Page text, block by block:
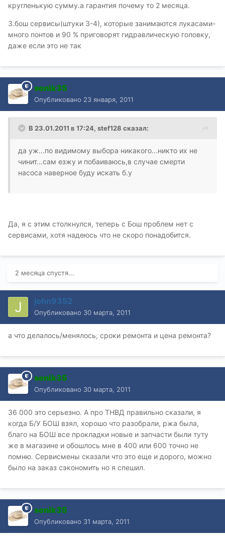
кругленькую сумму.а гарантия почему то 2 месяца.
3.бош сервисы(штуки 3-4), которые занимаются лукасами-
много понтов и 90 % приговорят гидравлическую головку,
даже если это не так
sonik35
Опубликовано 23 января, 2011
В 23.01.2011 в 17:24, stef128 сказал:
да уж...по видимому выбора никакого...никто их не
чинит...сам езжу и побаиваюсь,в случае смерти
насоса наверное буду искать б.у
Да, я с этим столкнулся, теперь с Бош проблем нет с
сервисами, хотя надеюсь что не скоро понадобится.
2 месяца спустя...
john9352
Опубликовано 30 марта, 2011
а что делалось/менялось, сроки ремонта и цена ремонта?
sonik35
Опубликовано 30 марта, 2011
36 000 это серьезно. А про ТНВД правильно сказали, я
когда Б/У БОШ взял, хорошо что разобрали, ржа была,
благо на БОШ все прокладки новые и запчасти были туту
же в магазине и обошлось мне в 400 или 600 точно не
помню. Сервисмены сказали что это еще и дорого, можно
было на заказ сэкономить но я спешил.
sonik35
Опубликовано 31 марта, 2011